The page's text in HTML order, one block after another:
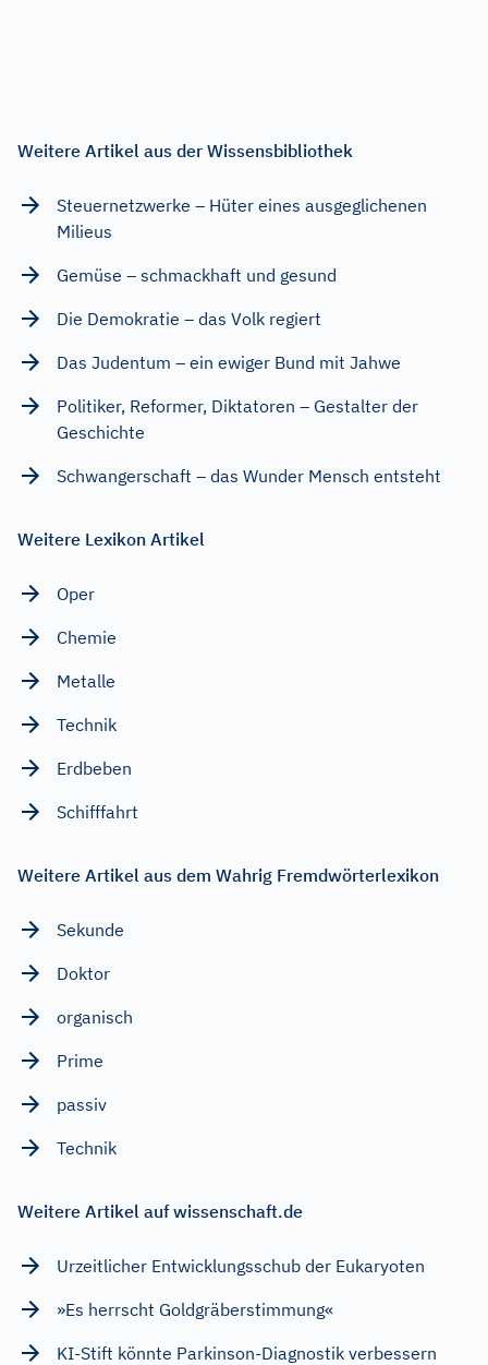
Weitere Artikel aus der Wissensbibliothek
Steuernetzwerke – Hüter eines ausgeglichenen
Milieus
Gemüse – schmackhaft und gesund
Die Demokratie – das Volk regiert
Das Judentum – ein ewiger Bund mit Jahwe
Politiker, Reformer, Diktatoren – Gestalter der
Geschichte
Schwangerschaft – das Wunder Mensch entsteht
Weitere Lexikon Artikel
Oper
Chemie
Metalle
Technik
Erdbeben
Schifffahrt
Weitere Artikel aus dem Wahrig Fremdwörterlexikon
Sekunde
Doktor
organisch
Prime
passiv
Technik
Weitere Artikel auf wissenschaft.de
Urzeitlicher Entwicklungsschub der Eukaryoten
»Es herrscht Goldgräberstimmung«
KI-Stift könnte Parkinson-Diagnostik verbessern